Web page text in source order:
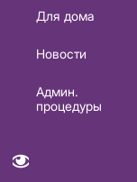
Основная
навигация
Для дома
Новости
Админ.
процедуры